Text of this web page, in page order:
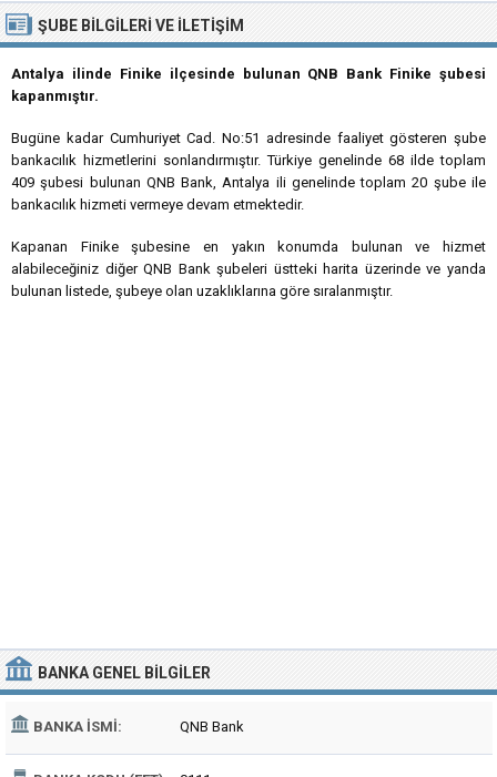
ŞUBE BILGILERI VE İLETIŞIM
Antalya ilinde Finike ilçesinde bulunan QNB Bank Finike şubesi
kapanmıştır.
Bugüne kadar Cumhuriyet Cad. No:51 adresinde faaliyet gösteren şube
bankacılık hizmetlerini sonlandırmıştır. Türkiye genelinde 68 ilde toplam
409 şubesi bulunan QNB Bank, Antalya ili genelinde toplam 20 şube ile
bankacılık hizmeti vermeye devam etmektedir.
Kapanan Finike şubesine en yakın konumda bulunan ve hizmet
alabileceğiniz diğer QNB Bank şubeleri üstteki harita üzerinde ve yanda
bulunan listede, şubeye olan uzaklıklarına göre sıralanmıştır.
BANKA GENEL BILGILER
BANKA İSMI: QNB Bank